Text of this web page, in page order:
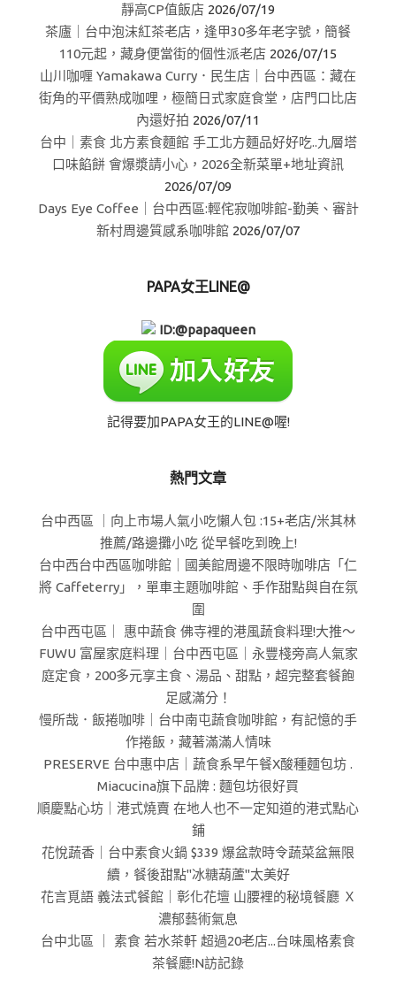
靜高CP值飯店 2026/07/19
茶廬｜台中泡沫紅茶老店，逢甲30多年老字號，簡餐
110元起，藏身便當街的個性派老店 2026/07/15
山川咖喱 Yamakawa Curry．民生店｜台中西區：藏在
街角的平價熟成咖哩，極簡日式家庭食堂，店門口比店
內還好拍 2026/07/11
台中｜素食 北方素食麵館 手工北方麵品好好吃..九層塔
口味餡餅 會爆漿請小心，2026全新菜單+地址資訊
2026/07/09
Days Eye Coffee｜台中西區:輕侘寂咖啡館-勤美、審計
新村周邊質感系咖啡館 2026/07/07
PAPA女王LINE@
ID:@papaqueen
記得要加PAPA女王的LINE@喔!
熱門文章
台中西區 ｜向上市場人氣小吃懶人包 :15+老店/米其林
推薦/路邊攤小吃 從早餐吃到晚上!
台中西台中西區咖啡館｜國美館周邊不限時咖啡店「仁
將 Caffeterry」，單車主題咖啡館、手作甜點與自在氛
圍
台中西屯區｜ 惠中蔬食 佛寺裡的港風蔬食料理!大推～
FUWU 富屋家庭料理｜台中西屯區｜永豐棧旁高人氣家
庭定食，200多元享主食、湯品、甜點，超完整套餐飽
足感滿分！
慢所哉．飯捲咖啡｜台中南屯蔬食咖啡館，有記憶的手
作捲飯，藏著滿滿人情味
PRESERVE 台中惠中店｜蔬食系早午餐X酸種麵包坊 .
Miacucina旗下品牌 : 麵包坊很好買
順慶點心坊｜港式燒賣 在地人也不一定知道的港式點心
鋪
花悅蔬香｜台中素食火鍋 $339 爆盆款時令蔬菜盆無限
續，餐後甜點"冰糖葫蘆"太美好
花言覓語 義法式餐館｜彰化花壇 山腰裡的秘境餐廳 Ｘ
濃郁藝術氣息
台中北區 ｜ 素食 若水茶軒 超過20老店...台味風格素食
茶餐廳!N訪記錄